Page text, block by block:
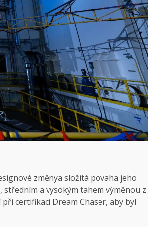
změnya složitá povaha jeho
a vysokým tahem výměnou z
certifikaci Dream Chaser, aby byl